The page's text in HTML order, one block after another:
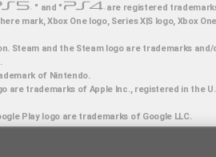
" and "
are registered
mark, Xbox One logo, Series X|S logo, Xbox
Steam and the Steam logo are trademarks
of Nintendo.
are trademarks of Apple Inc., registered in the
Play logo are trademarks of Google LLC.